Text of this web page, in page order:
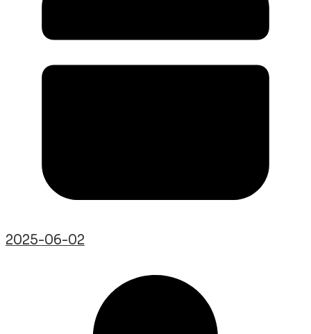
2025-06-02